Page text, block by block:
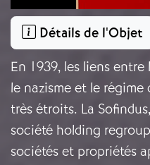
Détails de l'Objet
En 1939, les liens entre
le nazisme et le
très étroits. La
société holding
sociétés et propriétés